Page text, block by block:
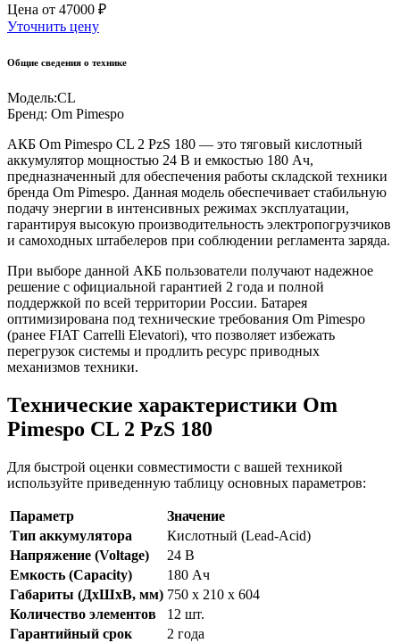
Цена от 47000 ₽
Уточнить цену
Общие сведения о технике
Модель:CL
Бренд: Om Pimespo
АКБ Om Pimespo CL 2 PzS 180 — это тяговый кислотный
аккумулятор мощностью 24 В и емкостью 180 Ач,
предназначенный для обеспечения работы складской техники
бренда Om Pimespo. Данная модель обеспечивает стабильную
подачу энергии в интенсивных режимах эксплуатации,
гарантируя высокую производительность электропогрузчиков
и самоходных штабелеров при соблюдении регламента заряда.
При выборе данной АКБ пользователи получают надежное
решение с официальной гарантией 2 года и полной
поддержкой по всей территории России. Батарея
оптимизирована под технические требования Om Pimespo
(ранее FIAT Carrelli Elevatori), что позволяет избежать
перегрузок системы и продлить ресурс приводных
механизмов техники.
Технические характеристики Om
Pimespo CL 2 PzS 180
Для быстрой оценки совместимости с вашей техникой
используйте приведенную таблицу основных параметров:
Параметр
Значение
Тип аккумулятора
Кислотный (Lead-Acid)
Напряжение (Voltage)
24 В
Емкость (Capacity)
180 Ач
Габариты (ДхШхВ, мм) 750 x 210 x 604
Количество элементов
12 шт.
Гарантийный срок
2 года